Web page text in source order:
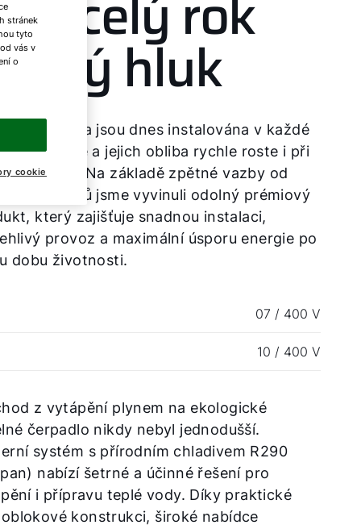
hluk
čerpadla jsou dnes instalována v každé
a jejich obliba rychle roste i při
Na základě zpětné vazby od
zákazníků jsme vyvinuli odolný prémiový
který zajišťuje snadnou instalaci,
provoz a maximální úsporu energie po
dobu životnosti.
07 / 400 V
10 / 400 V
z vytápění plynem na ekologické
čerpadlo nikdy nebyl jednodušší.
systém s přírodním chladivem R290
nabízí šetrné a účinné řešení pro
i přípravu teplé vody. Díky praktické
konstrukci, široké nabídce
stránek
tyto
vás v
o
cookie